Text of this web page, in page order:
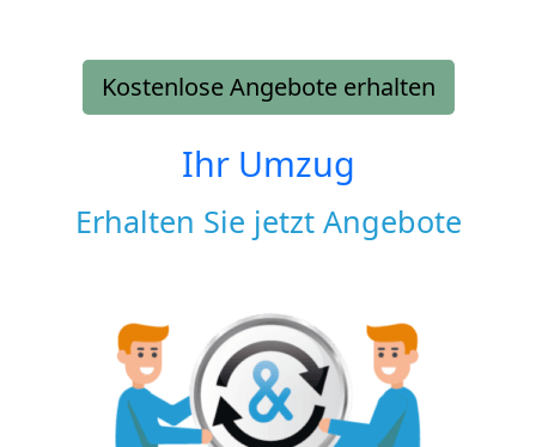
Kostenlose Angebote erhalten
Ihr Umzug
Erhalten Sie jetzt Angebote